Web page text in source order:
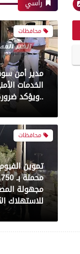
راسي
الخدمات
..ويؤكد
محافظات
تموين
مجهولة
للاستهلاك
محافظات
لبن فاسد
للاستهلاك